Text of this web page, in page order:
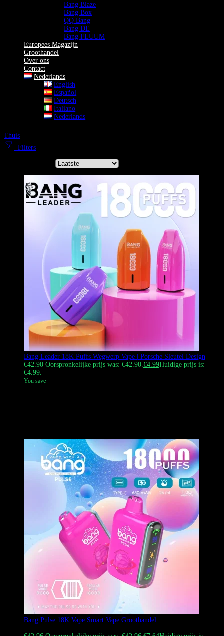
Bang Blaze
Bang Box
QQ Bang
Bang DE
Bang FLUUM
Europees Magazijn
Groothandel
Over ons
Contact
Nederlands
English
Español
Deutsch
Italiano
Nederlands
Thuis
Filters
Bang Leader 18K Puffs Wegwerp Vape | Porsche Sleutel Design
€42.90 Oorspronkelijke prijs was: €42.90.€4.99Huidige prijs is:
€4.99.
You save
Bang Pulse 18K Vape Smart Vape Groothandel